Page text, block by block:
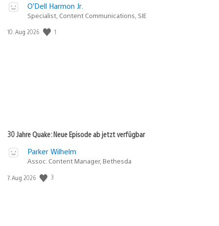
O’Dell Harmon Jr.
Specialist, Content Communications, SIE
Veröffentlichungsdatum:
10. Aug 2026 1
30 Jahre Quake: Neue Episode ab jetzt verfügbar
Parker Wilhelm
Assoc. Content Manager, Bethesda
Veröffentlichungsdatum:
7. Aug 2026 3